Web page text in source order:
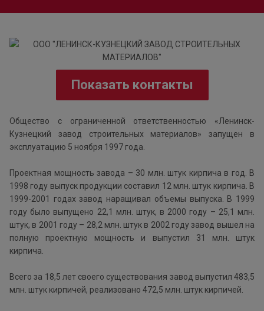
Показать контакты
Общество с ограниченной ответственностью «Ленинск-
Кузнецкий завод строительных материалов» запущен в
эксплуатацию 5 ноября 1997 года.
Проектная мощность завода – 30 млн. штук кирпича в год. В
1998 году выпуск продукции составил 12 млн. штук кирпича. В
1999-2001 годах завод наращивал объемы выпуска. В 1999
году было выпущено 22,1 млн. штук, в 2000 году – 25,1 млн.
штук, в 2001 году – 28,2 млн. штук в 2002 году завод вышел на
полную проектную мощность и выпустил 31 млн. штук
кирпича.
Всего за 18,5 лет своего существования завод выпустил 483,5
млн. штук кирпичей, реализовано 472,5 млн. штук кирпичей.